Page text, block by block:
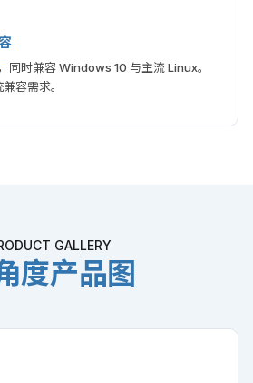
，同时兼容 Windows 10 与主流 Linux。
容需求。
GALLERY
度产品图